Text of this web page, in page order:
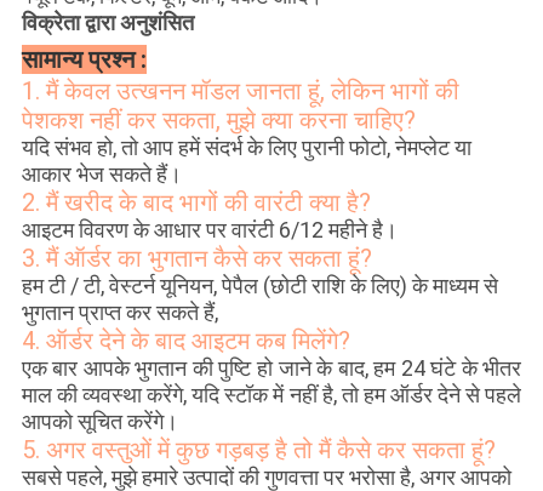
विक्रेता द्वारा अनुशंसित
सामान्य प्रश्न :
1. मैं केवल उत्खनन मॉडल जानता हूं, लेकिन भागों की
पेशकश नहीं कर सकता, मुझे क्या करना चाहिए?
यदि संभव हो, तो आप हमें संदर्भ के लिए पुरानी फोटो, नेमप्लेट या
आकार भेज सकते हैं।
2. मैं खरीद के बाद भागों की वारंटी क्या है?
आइटम विवरण के आधार पर वारंटी 6/12 महीने है।
3. मैं ऑर्डर का भुगतान कैसे कर सकता हूं?
हम टी / टी, वेस्टर्न यूनियन, पेपैल (छोटी राशि के लिए) के माध्यम से
भुगतान प्राप्त कर सकते हैं,
4. ऑर्डर देने के बाद आइटम कब मिलेंगे?
एक बार आपके भुगतान की पुष्टि हो जाने के बाद, हम 24 घंटे के भीतर
माल की व्यवस्था करेंगे, यदि स्टॉक में नहीं है, तो हम ऑर्डर देने से पहले
आपको सूचित करेंगे।
5. अगर वस्तुओं में कुछ गड़बड़ है तो मैं कैसे कर सकता हूं?
सबसे पहले, मुझे हमारे उत्पादों की गुणवत्ता पर भरोसा है, अगर आपको